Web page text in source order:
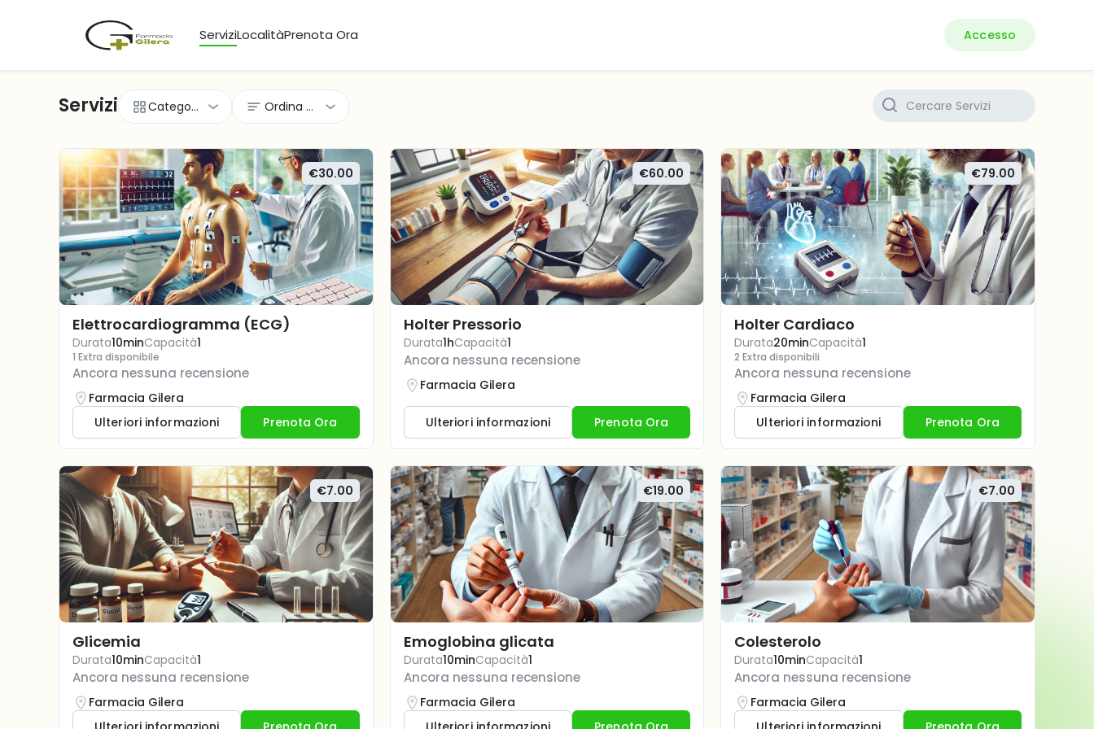
ServiziLocalitàPrenota Ora Accesso
Servizi Categorie Ordina per
€30.00
Elettrocardiogramma (ECG)
Durata10minCapacità1
1 Extra disponibile
Ancora nessuna recensione
Farmacia Gilera
Ulteriori informazioni
Prenota Ora
€60.00
Holter Pressorio
Durata1hCapacità1
Ancora nessuna recensione
Farmacia Gilera
Ulteriori informazioni Prenota Ora
€79.00
Holter Cardiaco
Durata20minCapacità1
2 Extra disponibili
Ancora nessuna recensione
Farmacia Gilera
Ulteriori informazioni
Prenota Ora
€7.00
Glicemia
Durata10minCapacità1
Ancora nessuna recensione
Farmacia Gilera
€19.00
Emoglobina glicata
Durata10minCapacità1
Ancora nessuna recensione
Farmacia Gilera
€7.00
Colesterolo
Durata10minCapacità1
Ancora nessuna recensione
Farmacia Gilera